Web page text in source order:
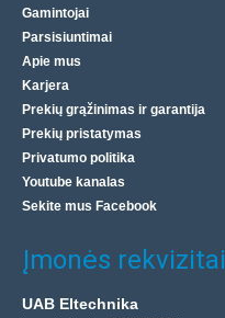
Gamintojai
Parsisiuntimai
Apie mus
Karjera
Prekių grąžinimas ir garantija
Prekių pristatymas
Privatumo politika
Youtube kanalas
Sekite mus Facebook
Įmonės rekvizitai
UAB Eltechnika